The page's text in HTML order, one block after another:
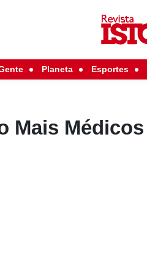
Planeta Esportes
Mais Médicos